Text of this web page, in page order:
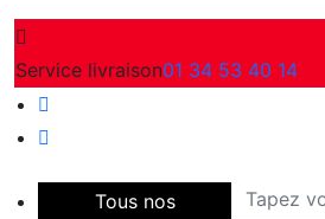
Service livraison01 34 53 40 14
Tous nos